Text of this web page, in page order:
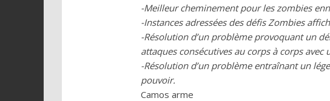
-Meilleur cheminement pour les zombies
-Instances adressées des défis Zombies
-Résolution d’un problème provoquant un
attaques consécutives au corps à corps avec
-Résolution d’un problème entraînant un
pouvoir.
Camos arme